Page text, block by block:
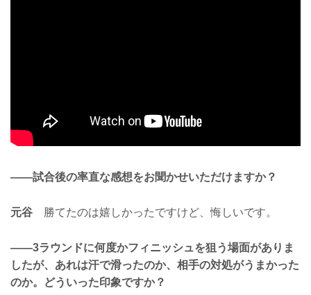
——試合後の率直な感想をお聞かせいただけますか？
元谷 勝てたのは嬉しかったですけど、悔しいです。
——3ラウンドに何度かフィニッシュを狙う場面がありま
したが、あれは汗で滑ったのか、相手の対処がうまかった
のか。どういった印象ですか？